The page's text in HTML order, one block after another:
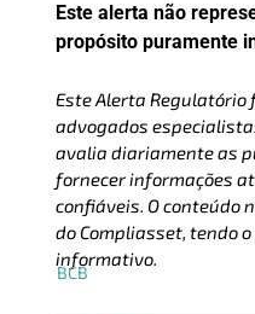
Este alerta não
propósito puramente
Este Alerta Regulatório
advogados
avalia diariamente as
fornecer informações
confiáveis. O conteúdo
do Compliasset, tendo
informativo.
BCB